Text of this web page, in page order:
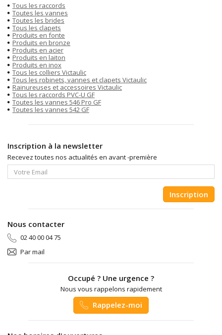
Tous les raccords
Toutes les vannes
Toutes les brides
Tous les clapets
Produits en fonte
Produits en bronze
Produits en acier
Produits en laiton
Produits en inox
Tous les colliers Victaulic
Tous les robinets, vannes et clapets Victaulic
Rainureuses et accessoires Victaulic
Tous les raccords PVC-U GF
Toutes les vannes 546 Pro GF
Toutes les vannes 542 GF
Inscription à la newsletter
Recevez toutes nos actualités en avant -première
Inscription
Nous contacter
02 40 00 04 75
Par mail
Occupé ? Une urgence ?
Nous vous rappelons rapidement
Rappelez-moi